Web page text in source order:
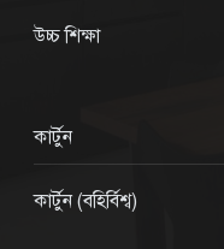
উচ্চ শিক্ষা
কার্টুন
কার্টুন (বহির্বিশ্ব)